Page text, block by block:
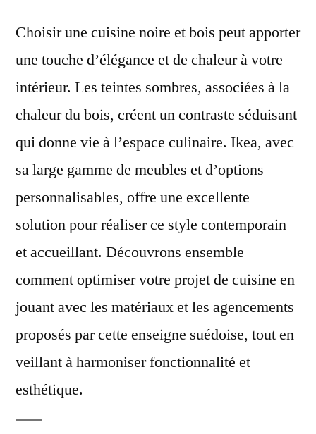
Choisir une cuisine noire et bois peut apporter
une touche d’élégance et de chaleur à votre
intérieur. Les teintes sombres, associées à la
chaleur du bois, créent un contraste séduisant
qui donne vie à l’espace culinaire. Ikea, avec
sa large gamme de meubles et d’options
personnalisables, offre une excellente
solution pour réaliser ce style contemporain
et accueillant. Découvrons ensemble
comment optimiser votre projet de cuisine en
jouant avec les matériaux et les agencements
proposés par cette enseigne suédoise, tout en
veillant à harmoniser fonctionnalité et
esthétique.